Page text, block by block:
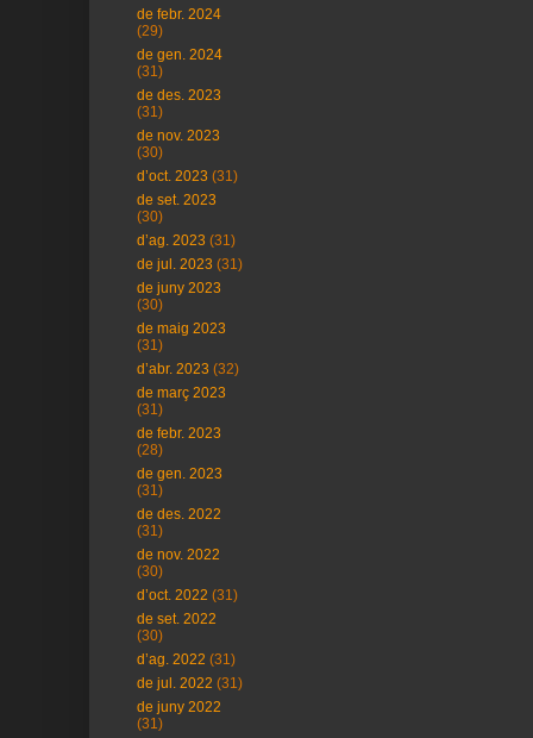
de febr. 2024
(29)
de gen. 2024
(31)
de des. 2023
(31)
de nov. 2023
(30)
d’oct. 2023 (31)
de set. 2023
(30)
d’ag. 2023 (31)
de jul. 2023 (31)
de juny 2023
(30)
de maig 2023
(31)
d’abr. 2023 (32)
de març 2023
(31)
de febr. 2023
(28)
de gen. 2023
(31)
de des. 2022
(31)
de nov. 2022
(30)
d’oct. 2022 (31)
de set. 2022
(30)
d’ag. 2022 (31)
de jul. 2022 (31)
de juny 2022
(31)